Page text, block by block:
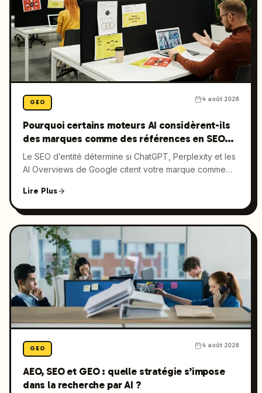
GEO 4 août 2026
Pourquoi certains moteurs AI considèrent-ils
des marques comme des références en SEO
d’entité ?
Le SEO d’entité détermine si ChatGPT, Perplexity et les
AI Overviews de Google citent votre marque comme
bâtir les données structurées, la profondeur éditoriale
et la présence dans les graphes de connaissances qui
Lire Plus
GEO 4 août 2026
AEO, SEO et GEO : quelle stratégie s’impose
dans la recherche par AI ?